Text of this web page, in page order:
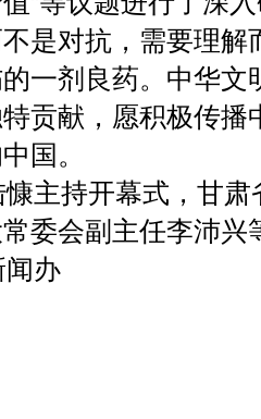
是对抗，需要理解
一剂良药。中华文
贡献，愿积极传播
国。
主持开幕式，甘
委会副主任李沛兴
闻办